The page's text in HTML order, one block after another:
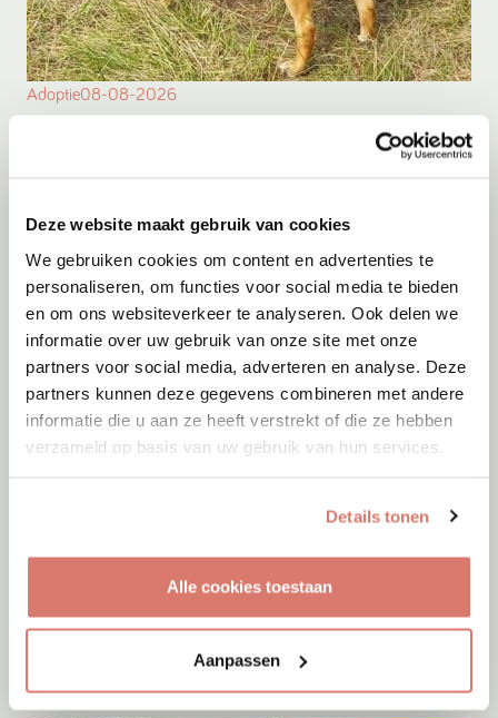
Deze website maakt gebruik van cookies
We gebruiken cookies om content en advertenties te
personaliseren, om functies voor social media te bieden
en om ons websiteverkeer te analyseren. Ook delen we
informatie over uw gebruik van onze site met onze
partners voor social media, adverteren en analyse. Deze
partners kunnen deze gegevens combineren met andere
informatie die u aan ze heeft verstrekt of die ze hebben
verzameld op basis van uw gebruik van hun services.
Details tonen
Alle cookies toestaan
Aanpassen
Adoptie08-08-2026
Adoptie
Utrecht